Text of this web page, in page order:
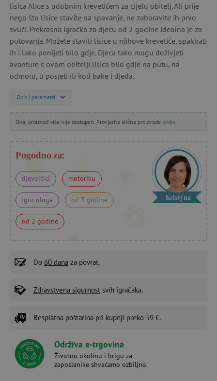
lisica Alice s udobnim krevetićem za cijelu obitelj. Ali prije
nego što lisice stavite na spavanje, ne zaboravite ih prvo
svući. Prekrasna igračka za djecu od 2 godine idealna je za
putovanja. Možete staviti lisice u njihove krevetiće, spakirati
ih i lako ponijeti bilo gdje. Djeca tako mogu doživjeti
avanture s ovom obitelji lisica bilo gdje na putu, na
odmoru, u posjeti ili kod bake i djeda.
Opis i parametri
Ovaj proizvod više nije dostupan. Provjerite slične proizvode ovdje.
Pogodno za:
djevojčici motoriku
igru uloga od 3 godine
od 2 godine
Kristýna
Do 60 dana za povrat.
Zdravstvena sigurnost svih igračaka.
Besplatna poštarina pri kupnji preko 59 €.
Održiva e-trgovina
Životnu okolinu i brigu za
zaposlenike shvaćamo ozbiljno.